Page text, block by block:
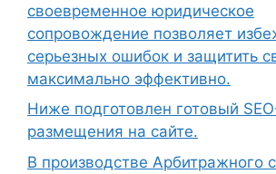
своевременное юридическое
сопровождение позволяет
серьезных ошибок и защитить
максимально эффективно.
Ниже подготовлен готовый
размещения на сайте.
В производстве Арбитражного